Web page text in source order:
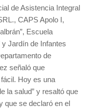
de Asistencia Integral
CAPS Apolo I,
Escuela
y Jardín de Infantes
de
señaló que
Hoy es una
la salud” y resaltó que
que se declaró en el